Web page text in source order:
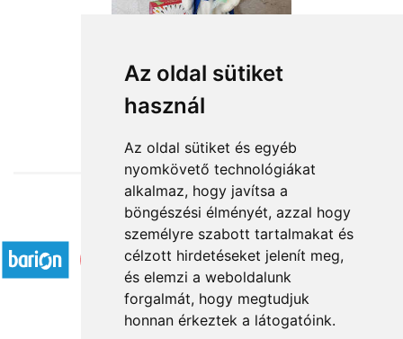
Az oldal sütiket
használ
Az oldal sütiket és egyéb
nyomkövető technológiákat
alkalmaz, hogy javítsa a
böngészési élményét, azzal hogy
személyre szabott tartalmakat és
célzott hirdetéseket jelenít meg,
és elemzi a weboldalunk
forgalmát, hogy megtudjuk
honnan érkeztek a látogatóink.
Igazi tavasz
19 160 Ft-tól
Elfogadott fizetési módok